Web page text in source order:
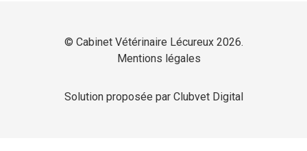
© Cabinet Vétérinaire Lécureux 2026.
Mentions légales
Solution proposée par Clubvet Digital